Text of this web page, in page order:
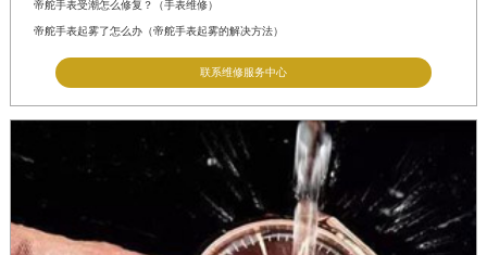
帝舵手表受潮怎么修复？（手表维修）
帝舵手表起雾了怎么办（帝舵手表起雾的解决方法）
联系维修服务中心